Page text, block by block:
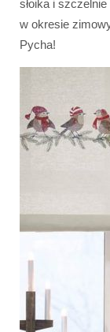
słoika i
w okresie
Pycha!